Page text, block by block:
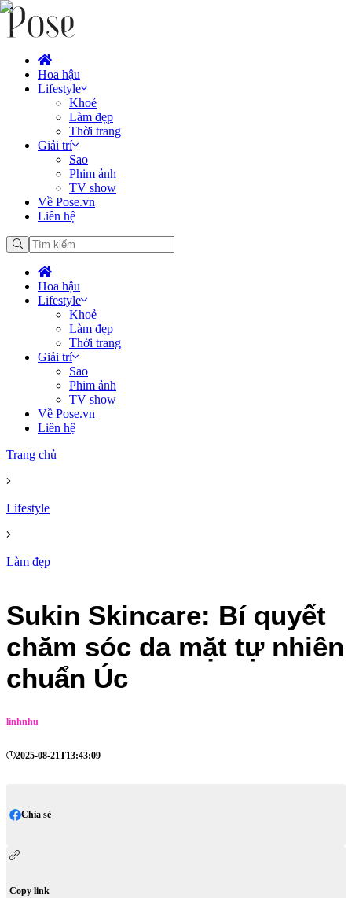
Hoa hậu
Lifestyle
Khoẻ
Làm đẹp
Thời trang
Giải trí
Sao
Phim ảnh
TV show
Về Pose.vn
Liên hệ
Hoa hậu
Lifestyle
Khoẻ
Làm đẹp
Thời trang
Giải trí
Sao
Phim ảnh
TV show
Về Pose.vn
Liên hệ
Trang chủ
Lifestyle
Làm đẹp
Sukin Skincare: Bí quyết
chăm sóc da mặt tự nhiên
chuẩn Úc
linhnhu
2025-08-21T13:43:09
Chia sẻ
Copy link